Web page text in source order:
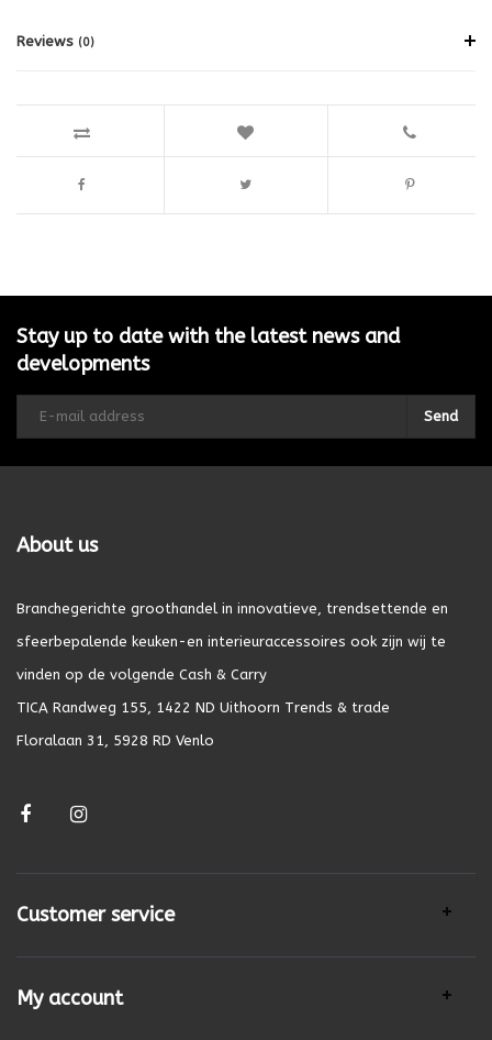
Reviews (0)
Stay up to date with the latest news and
developments
Send
About us
Branchegerichte groothandel in innovatieve, trendsettende en
sfeerbepalende keuken-en interieuraccessoires ook zijn wij te
vinden op de volgende Cash & Carry
TICA Randweg 155, 1422 ND Uithoorn Trends & trade
Floralaan 31, 5928 RD Venlo
Customer service
My account